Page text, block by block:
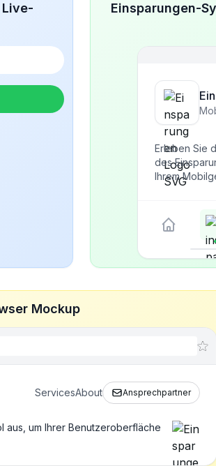
Einsparungen-
Erleben Sie
des
Ihrem
Mockup
ServicesAbout Ansprechpartner
aus, um Ihrer Benutzeroberfläche